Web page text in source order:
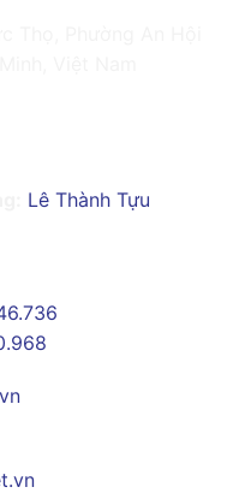
Lê Thành Tựu